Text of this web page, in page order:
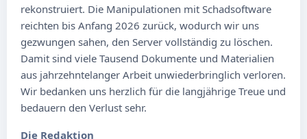
rekonstruiert. Die Manipulationen mit Schadsoftware
reichten bis Anfang 2026 zurück, wodurch wir uns
gezwungen sahen, den Server vollständig zu löschen.
Damit sind viele Tausend Dokumente und Materialien
aus jahrzehntelanger Arbeit unwiederbringlich verloren.
Wir bedanken uns herzlich für die langjährige Treue und
bedauern den Verlust sehr.
Die Redaktion